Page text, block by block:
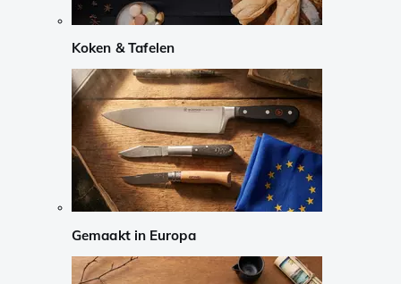
Koken & Tafelen
Gemaakt in Europa